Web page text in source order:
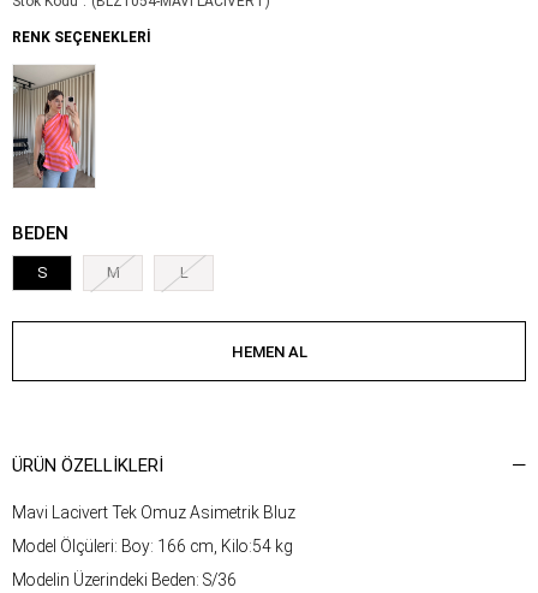
RENK SEÇENEKLERI
BEDEN
S M L
ÜRÜN ÖZELLIKLERI
Mavi Lacivert Tek Omuz Asimetrik Bluz
Model Ölçüleri: Boy: 166 cm, Kilo:54 kg
Modelin Üzerindeki Beden: S/36